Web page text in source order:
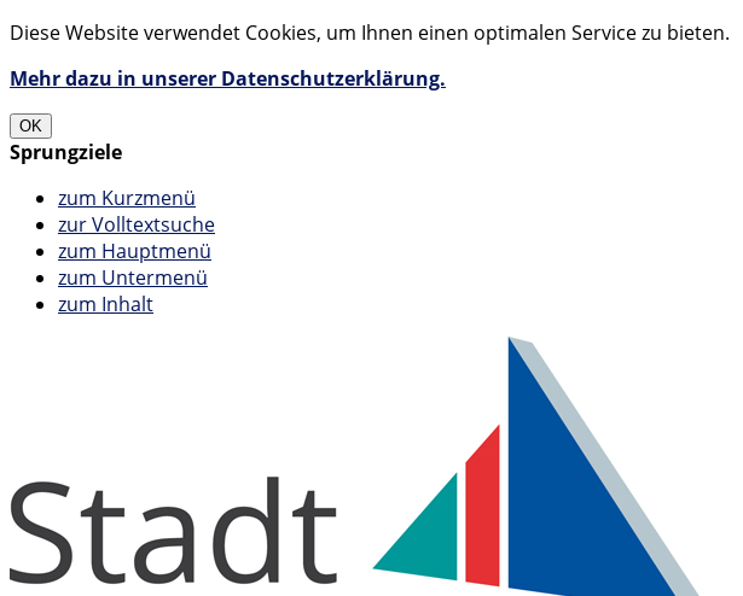
Diese Website verwendet Cookies, um Ihnen einen optimalen Service zu bieten.
Mehr dazu in unserer Datenschutzerklärung.
OK
Sprungziele
zum Kurzmenü
zur Volltextsuche
zum Hauptmenü
zum Untermenü
zum Inhalt